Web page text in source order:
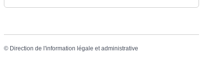
© Direction de l'information légale et administrative